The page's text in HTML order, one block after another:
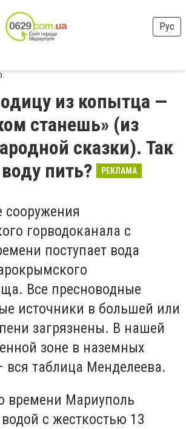
Рус
из копытца —
станешь» (из
сказки). Так
пить?
РЕКЛАМА
сооружения
горводоканала с
поступает вода
Все пресноводные
источники в большей или
загрязнены. В нашей
зоне в наземных
вся таблица Менделеева.
времени Мариуполь
с жесткостью 13